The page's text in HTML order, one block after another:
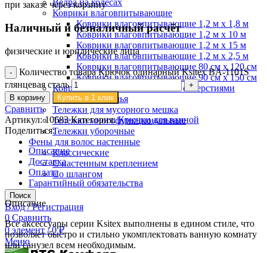
Ведра на колесах
Коврики влаговпитывающие
Коврики влаговпитывающие 1,2 м х 1,8 м
Коврики влаговпитывающие 1,2 м х 10 м
Коврики влаговпитывающие 1,2 м х 15 м
Коврики влаговпитывающие 1,2 м х 2,5 м
Коврики влаговпитывающие 80 см х 120 см
Коврики влаговпитывающие 90 см х 150 см
Коврики резиновые ячеистые с отверстиями
Тележки для белья
Тележки для мусорного мешка
Тележки многофункциональные
Тележки уборочные
Фены для волос настенные
Классические
С настенным креплением
Со шлангом
Поиск
Вход / Регистрация
0 Сравнить
0элемент / 0₽
Меню
при заказе через корзину
Наличный и безналичный расчёт
физические и юридические лица
Количество товара Крючок одинарный Ksitex BA-1101S
глянцевая сталь
В корзину Купить в 1 клик
Сравнить
Артикул:10683Категория: Крючки для ванной
Поделиться:
Описание
Доставка
Оплата
Гарантийный обязательства
Описание
Все аксессуары серии Ksitex выполнены в едином стиле, что
позволяет быстро и стильно укомплектовать ванную комнату
или санузел всем необходимым.